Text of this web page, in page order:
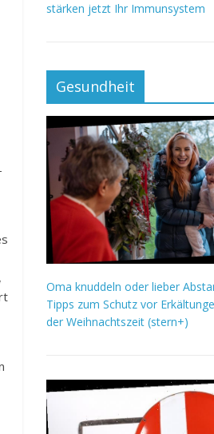
stärken jetzt Ihr Immunsystem
Gesundheit
Oma knuddeln oder lieber
Tipps zum Schutz vor
der Weihnachtszeit (stern+)